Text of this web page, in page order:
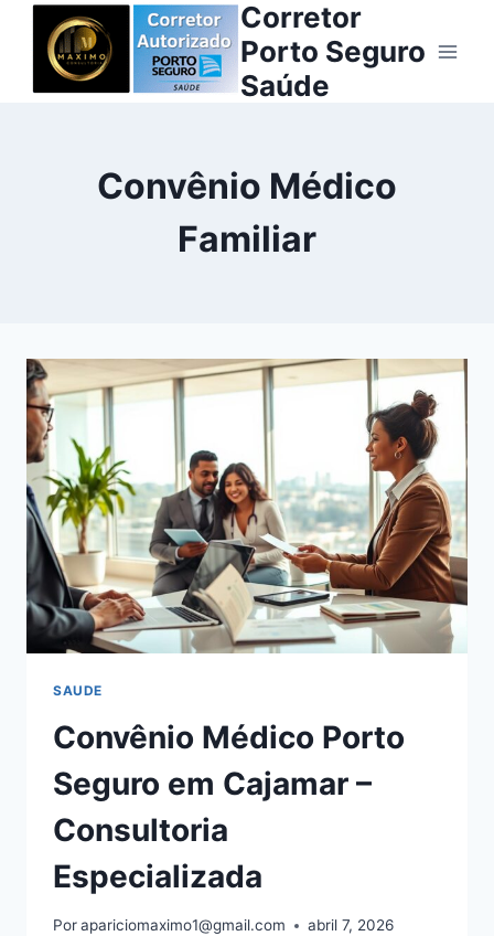
Corretor
Porto Seguro
Saúde
Convênio Médico
Familiar
SAUDE
Convênio Médico Porto
Seguro em Cajamar –
Consultoria
Especializada
Porapariciomaximo1@gmail.com abril 7, 2026